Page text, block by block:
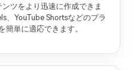
ツをより迅速に作成できま
、YouTube Shortsなどのプラ
簡単に適応できます。